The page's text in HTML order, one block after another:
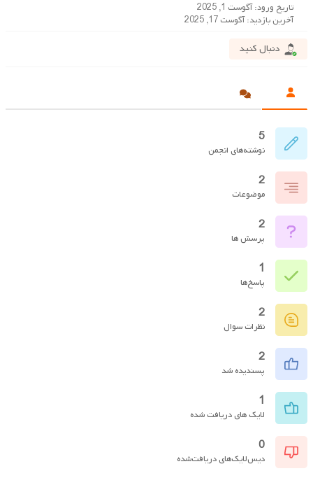
تاریخ ورود: آگوست 1, 2025
آخرین بازدید: آگوست 17, 2025
دنبال کنید
5
نوشته‌های انجمن
2
موضوعات
2
پرسش ها
1
پاسخ‌ها
2
نظرات سوال
2
پسندیده شد
1
لایک های دریافت شده
0
دیس‌لایک‌های دریافت‌شده